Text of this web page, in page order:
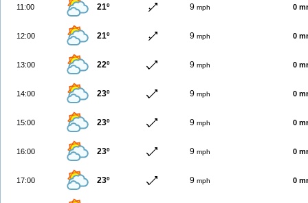
11:00 21º 9 mph 0
12:00 21º 9 mph 0
13:00 22º 9 mph 0
14:00 23º 9 mph 0
15:00 23º 9 mph 0
16:00 23º 9 mph 0
17:00 23º 9 mph 0